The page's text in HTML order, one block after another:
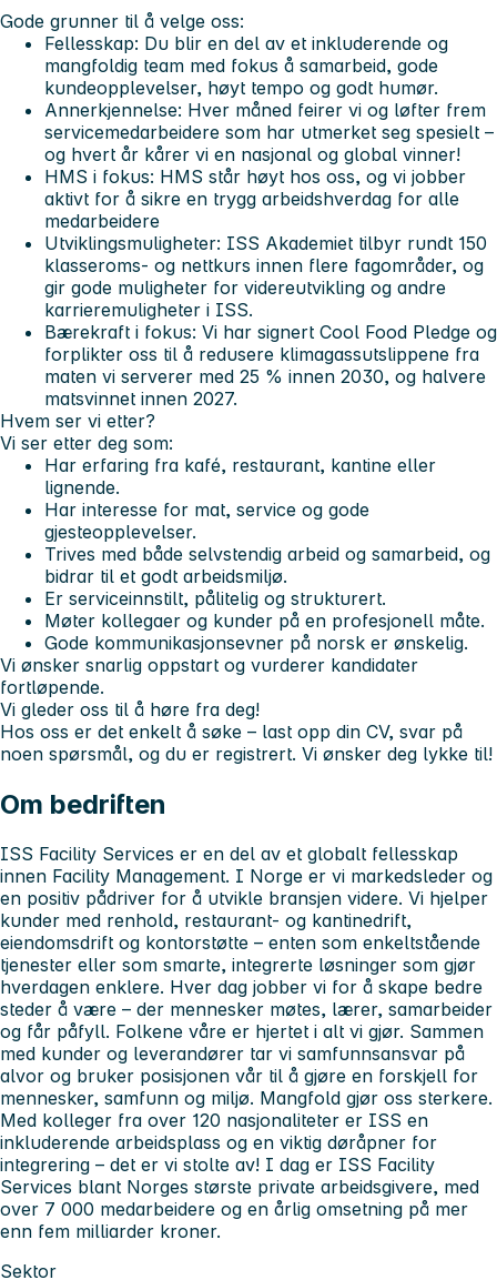
Gode grunner til å velge oss:
Fellesskap: Du blir en del av et inkluderende og
mangfoldig team med fokus å samarbeid, gode
kundeopplevelser, høyt tempo og godt humør.
Annerkjennelse: Hver måned feirer vi og løfter frem
servicemedarbeidere som har utmerket seg spesielt –
og hvert år kårer vi en nasjonal og global vinner!
HMS i fokus: HMS står høyt hos oss, og vi jobber
aktivt for å sikre en trygg arbeidshverdag for alle
medarbeidere
Utviklingsmuligheter: ISS Akademiet tilbyr rundt 150
klasseroms- og nettkurs innen flere fagområder, og
gir gode muligheter for videreutvikling og andre
karrieremuligheter i ISS.
Bærekraft i fokus: Vi har signert Cool Food Pledge og
forplikter oss til å redusere klimagassutslippene fra
maten vi serverer med 25 % innen 2030, og halvere
matsvinnet innen 2027.
Hvem ser vi etter?
Vi ser etter deg som:
Har erfaring fra kafé, restaurant, kantine eller
lignende.
Har interesse for mat, service og gode
gjesteopplevelser.
Trives med både selvstendig arbeid og samarbeid, og
bidrar til et godt arbeidsmiljø.
Er serviceinnstilt, pålitelig og strukturert.
Møter kollegaer og kunder på en profesjonell måte.
Gode kommunikasjonsevner på norsk er ønskelig.
Vi ønsker snarlig oppstart og vurderer kandidater
fortløpende.
Vi gleder oss til å høre fra deg!
Hos oss er det enkelt å søke – last opp din CV, svar på
noen spørsmål, og du er registrert. Vi ønsker deg lykke til!
Om bedriften
ISS Facility Services er en del av et globalt fellesskap
innen Facility Management. I Norge er vi markedsleder og
en positiv pådriver for å utvikle bransjen videre. Vi hjelper
kunder med renhold, restaurant- og kantinedrift,
eiendomsdrift og kontorstøtte – enten som enkeltstående
tjenester eller som smarte, integrerte løsninger som gjør
hverdagen enklere. Hver dag jobber vi for å skape bedre
steder å være – der mennesker møtes, lærer, samarbeider
og får påfyll. Folkene våre er hjertet i alt vi gjør. Sammen
med kunder og leverandører tar vi samfunnsansvar på
alvor og bruker posisjonen vår til å gjøre en forskjell for
mennesker, samfunn og miljø. Mangfold gjør oss sterkere.
Med kolleger fra over 120 nasjonaliteter er ISS en
inkluderende arbeidsplass og en viktig døråpner for
integrering – det er vi stolte av! I dag er ISS Facility
Services blant Norges største private arbeidsgivere, med
over 7 000 medarbeidere og en årlig omsetning på mer
enn fem milliarder kroner.
Sektor